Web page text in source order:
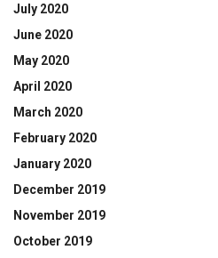
July 2020
June 2020
May 2020
April 2020
March 2020
February 2020
January 2020
December 2019
November 2019
October 2019